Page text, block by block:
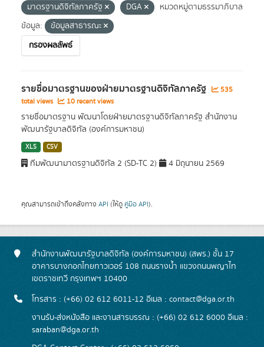
มาตรฐานดิจิทัลภาครัฐ
DGA
หมวดหมู่ตามธรรมาภิบาล
ข้อมูล:
ข้อมูลสาธารณะ
กรองผลลัพธ์
รายชื่อมาตรฐานของฝ่ายมาตรฐานดิจิทัลภาครัฐ
535
total views
10 recent views
รายชื่อมาตรฐาน พัฒนาโดยฝ่ายมาตรฐานดิจิทัลภาครัฐ สำนักงาน
พัฒนารัฐบาลดิจิทัล (องค์การมหาชน)
XLS CSV
ทีมพัฒนามาตรฐานดิจิทัล 2 (SD-TC 2) 4 มิถุนายน 2569
คุณสามารถเข้าถึงคลังทาง API (ให้ดู คู่มือ API).
สำนักงานพัฒนารัฐบาลดิจิทัล (องค์การมหาชน) (สพร.) ชั้น 17
อาคารบางกอกไทยทาวเวอร์ 108 ถนนรางน้ำ แขวงถนนพญาไท
เขตราชเทวี กรุงเทพฯ 10400
โทรสาร : (+66) 02 612 6011-12 อีเมล : contact@dga.or.th
งานรับ-ส่งหนังสือ และงานสารบรรณ : (+66) 02 612 6000 อีเมล :
saraban@dga.or.th